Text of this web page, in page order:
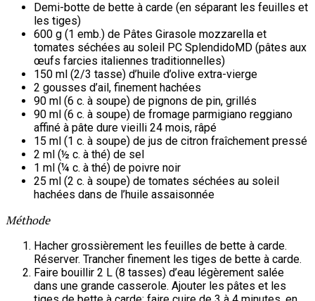
Demi-botte de bette à carde (en séparant les feuilles et
les tiges)
600 g (1 emb.) de Pâtes Girasole mozzarella et
tomates séchées au soleil PC SplendidoMD (pâtes aux
œufs farcies italiennes traditionnelles)
150 ml (2/3 tasse) d’huile d’olive extra-vierge
2 gousses d’ail, finement hachées
90 ml (6 c. à soupe) de pignons de pin, grillés
90 ml (6 c. à soupe) de fromage parmigiano reggiano
affiné à pâte dure vieilli 24 mois, râpé
15 ml (1 c. à soupe) de jus de citron fraîchement pressé
2 ml (½ c. à thé) de sel
1 ml (¼ c. à thé) de poivre noir
25 ml (2 c. à soupe) de tomates séchées au soleil
hachées dans de l’huile assaisonnée
Méthode
Hacher grossièrement les feuilles de bette à carde.
Réserver. Trancher finement les tiges de bette à carde.
Faire bouillir 2 L (8 tasses) d’eau légèrement salée
dans une grande casserole. Ajouter les pâtes et les